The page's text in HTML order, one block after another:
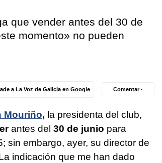
que vender antes del 30 de
momento» no pueden
a La Voz de Galicia en Google Comentar ·
Mouriño, la presidenta del club,
antes del 30 de junio para
sin embargo, ayer, su director de
indicación que me han dado